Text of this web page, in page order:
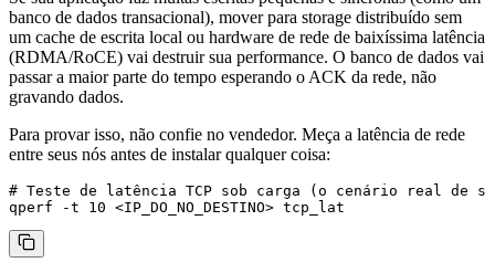
banco de dados transacional), mover para storage distribuído sem
um cache de escrita local ou hardware de rede de baixíssima latência
(RDMA/RoCE) vai destruir sua performance. O banco de dados vai
passar a maior parte do tempo esperando o ACK da rede, não
gravando dados.
Para provar isso, não confie no vendedor. Meça a latência de rede
entre seus nós antes de instalar qualquer coisa:
# Teste de latência TCP sob carga (o cenário real de